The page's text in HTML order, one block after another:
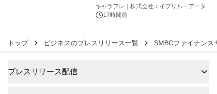
キャラフレ｜株式会社エイプリル・データ・
デザインズ
17時間前
トップ ビジネスのプレスリリース一覧 SMBCファイナンス
プレスリリース配信